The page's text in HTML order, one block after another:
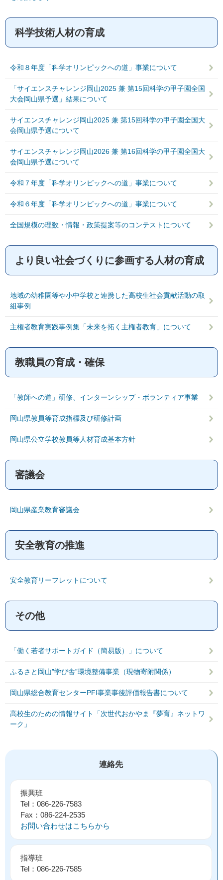
科学技術人材の育成
令和８年度「科学オリンピックへの道」事業について
「サイエンスチャレンジ岡山2025 兼 第15回科学の甲子園全国
大会岡山県予選」結果について
サイエンスチャレンジ岡山2025 兼 第15回科学の甲子園全国大
会岡山県予選について
サイエンスチャレンジ岡山2026 兼 第16回科学の甲子園全国大
会岡山県予選について
令和７年度「科学オリンピックへの道」事業について
令和６年度「科学オリンピックへの道」事業について
全国規模の理数・情報・政策提案等のコンテストについて
より良い社会づくりに参画する人材の育成
地域の幼稚園等や小中学校と連携した高校生社会貢献活動の取
組事例
主権者教育実践事例集「未来を拓く主権者教育」について
教職員の育成・確保
「教師への道」研修、インターンシップ・ボランティア事業
岡山県教員等育成指標及び研修計画
岡山県公立学校教員等人材育成基本方針
審議会
岡山県産業教育審議会
安全教育の推進
安全教育リーフレットについて
その他
「働く若者サポートガイド（簡易版）」について
ふるさと岡山”学び舎”環境整備事業（現物寄附関係）
岡山県総合教育センターPFI事業事後評価報告書について
高校生のための情報サイト「次世代おかやま『夢育』ネットワ
ーク」
連絡先
振興班
Tel：086-226-7583
Fax：086-224-2535
お問い合わせはこちらから
指導班
Tel：086-226-7585